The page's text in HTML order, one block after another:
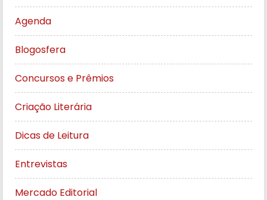
Agenda
Blogosfera
Concursos e Prêmios
Criação Literária
Dicas de Leitura
Entrevistas
Mercado Editorial